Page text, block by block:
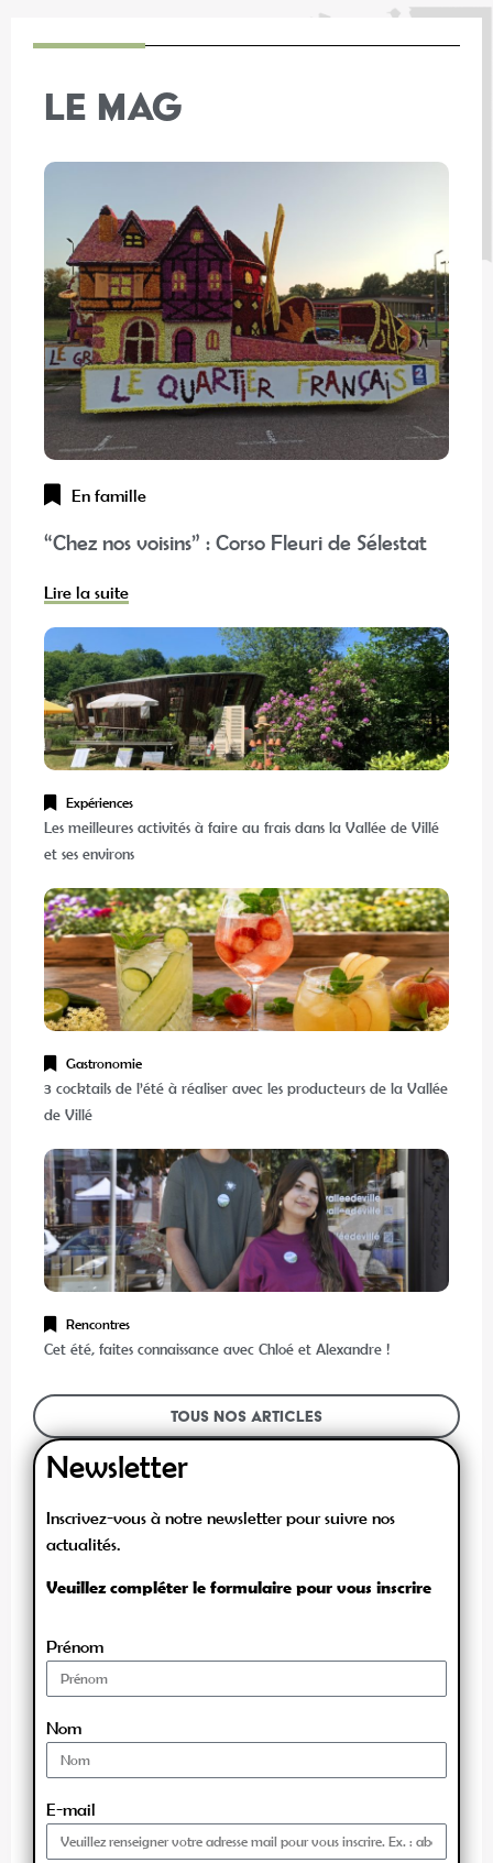
LE MAG
En famille
“Chez nos voisins” : Corso Fleuri de Sélestat
Lire la suite
Expériences
Les meilleures activités à faire au frais dans la Vallée de Villé
et ses environs
Gastronomie
3 cocktails de l’été à réaliser avec les producteurs de la Vallée
de Villé
Rencontres
Cet été, faites connaissance avec Chloé et Alexandre !
Tous nos articles
Newsletter
Inscrivez-vous à notre newsletter pour suivre nos
actualités.
Veuillez compléter le formulaire pour vous inscrire
Prénom
Nom
E-mail